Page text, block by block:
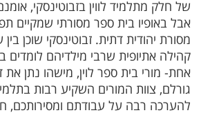
של חלק מתלמיד לווין בזבוטינסקי,
אבל באופיו בית ספר מסורתי שמקיים
מסורת יהודית דתית. זבוטינסקי שוכן
קהילה אתיופית שרבי מילדיהם לומדים
אחת- מורי בית ספר לוין, מישהו נתן
גורלם, צוות המורים השקיע רבות
להערכה רבה על עבודתם ומסירותכם,